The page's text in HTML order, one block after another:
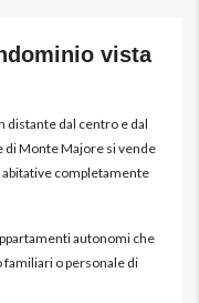
vista
distante dal centro e dal
Monte Majore si vende
completamente
autonomi che
familiari o personale di